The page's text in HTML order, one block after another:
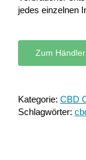
jedes einzelnen
Zum
Kategorie: CBD
Schlagwörter: